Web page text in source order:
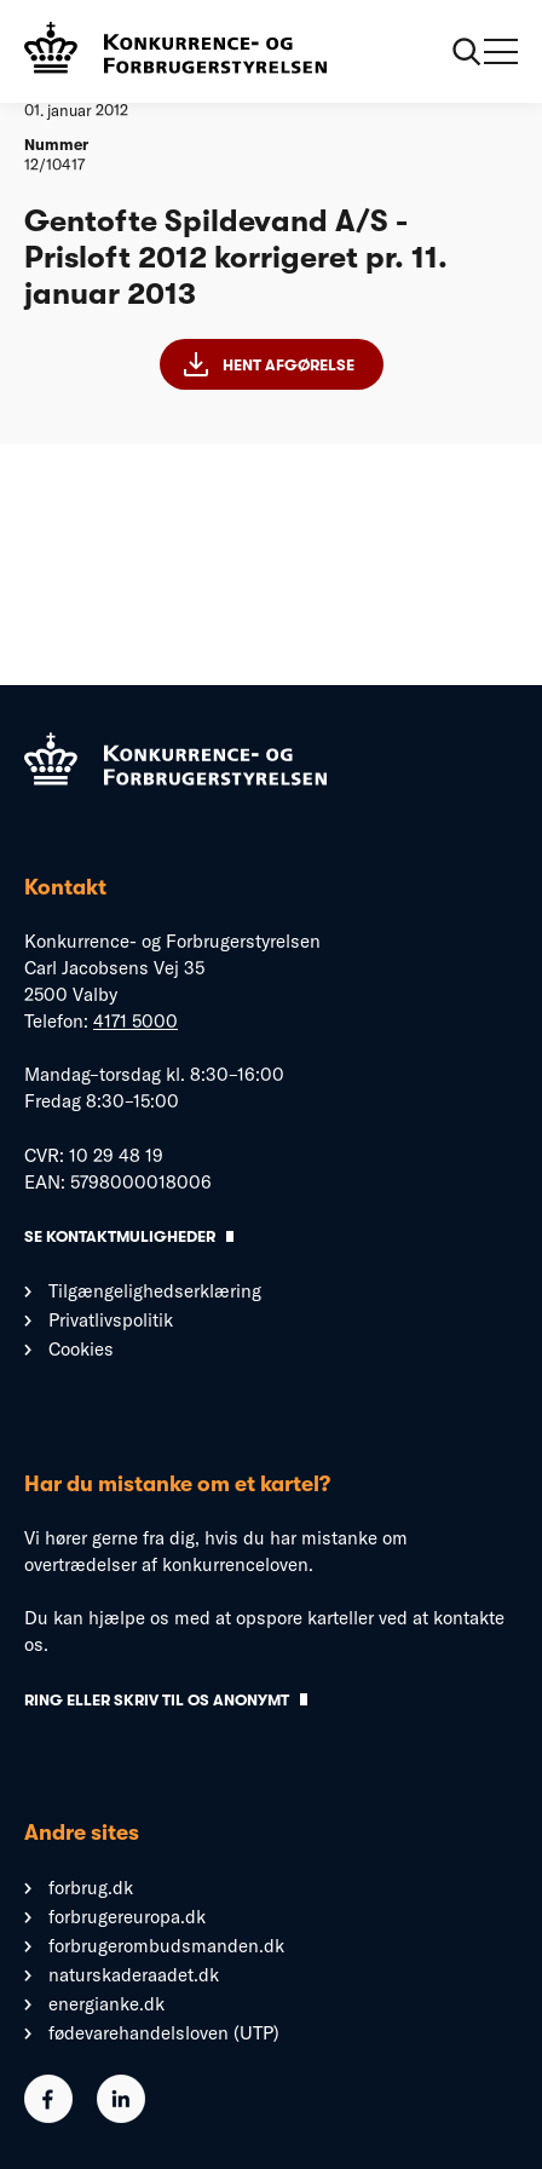
Vandtilsyn
01. januar 2012
Nummer
12/10417
Gentofte Spildevand A/S -
Prisloft 2012 korrigeret pr. 11.
januar 2013
HENT AFGØRELSE
Kontakt
Konkurrence- og Forbrugerstyrelsen
Carl Jacobsens Vej 35
2500 Valby
Telefon: 4171 5000
Mandag–torsdag kl. 8:30–16:00
Fredag 8:30–15:00
CVR: 10 29 48 19
EAN: 5798000018006
SE KONTAKTMULIGHEDER
Tilgængelighedserklæring
Privatlivspolitik
Cookies
Har du mistanke om et kartel?
Vi hører gerne fra dig, hvis du har mistanke om
overtrædelser af konkurrenceloven.
Du kan hjælpe os med at opspore karteller ved at kontakte
os.
RING ELLER SKRIV TIL OS ANONYMT
Andre sites
forbrug.dk
forbrugereuropa.dk
forbrugerombudsmanden.dk
naturskaderaadet.dk
energianke.dk
fødevarehandelsloven (UTP)